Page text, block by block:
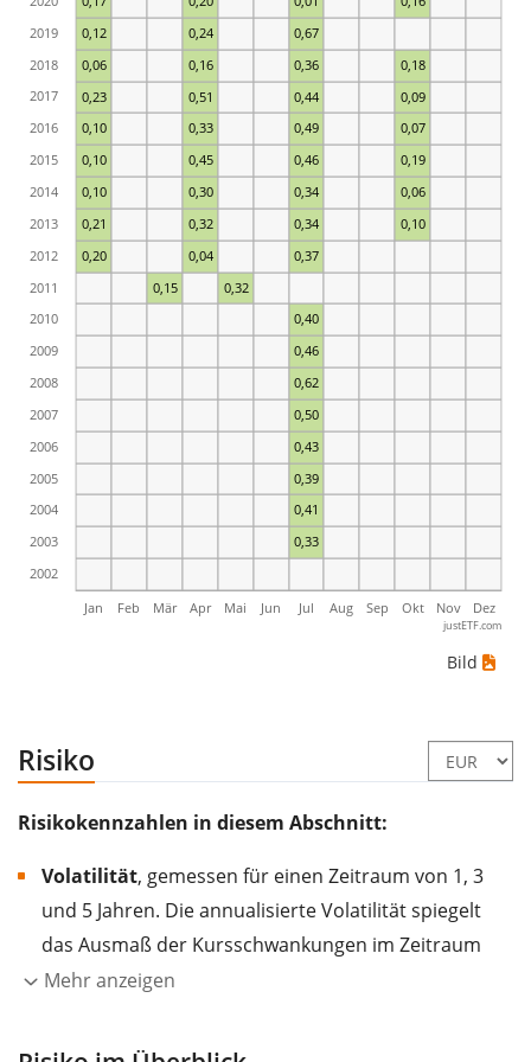
0,33
0,41
0,39
0,43
0,50
0,62
0,46
0,40
0,15 0,32
0,20 0,04 0,37
0,21 0,32 0,34 0,10
0,10 0,30 0,34 0,06
0,10 0,45 0,46 0,19
0,10 0,33 0,49 0,07
0,23 0,51 0,44 0,09
0,06 0,16 0,36 0,18
0,12 0,24 0,67
Jan Feb Mär Apr Mai Jun Jul Aug Sep Okt Nov Dez
2002
2003
2004
2005
2006
2007
2008
2009
2010
2011
2012
2013
2014
2015
2016
2017
2018
2019
justETF.com
Bild
Risiko
Risikokennzahlen in diesem Abschnitt:
Volatilität, gemessen für einen Zeitraum von 1, 3
und 5 Jahren. Die annualisierte Volatilität spiegelt
das Ausmaß der Kursschwankungen im Zeitraum
eines Jahres wider.
Aktie, des ETF, usw.) in der Vergangenheit
Mehr anzeigen